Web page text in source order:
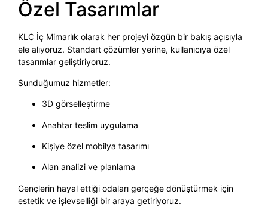
Özel Tasarımlar
KLC İç Mimarlık olarak her projeyi özgün bir bakış açısıyla
ele alıyoruz. Standart çözümler yerine, kullanıcıya özel
tasarımlar geliştiriyoruz.
Sunduğumuz hizmetler:
3D görselleştirme
Anahtar teslim uygulama
Kişiye özel mobilya tasarımı
Alan analizi ve planlama
Gençlerin hayal ettiği odaları gerçeğe dönüştürmek için
estetik ve işlevselliği bir araya getiriyoruz.